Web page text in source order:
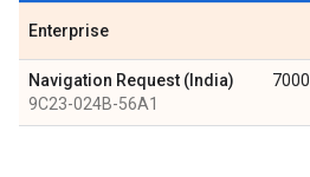
Enterprise
Navigation Request (India)
9C23-024B-56A1
7000